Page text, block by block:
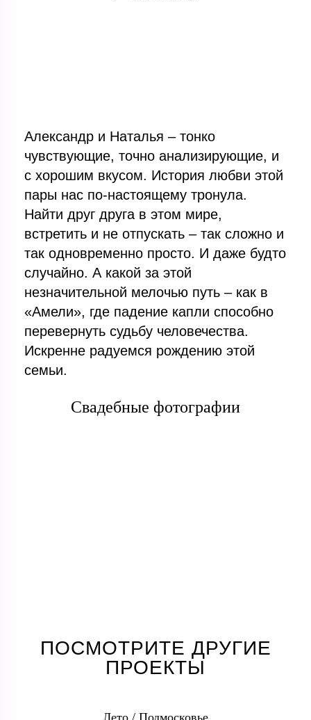
Александр и Наталья – тонко
чувствующие, точно анализирующие, и
с хорошим вкусом. История любви этой
пары нас по-настоящему тронула.
Найти друг друга в этом мире,
встретить и не отпускать – так сложно и
так одновременно просто. И даже будто
случайно. А какой за этой
незначительной мелочью путь – как в
«Амели», где падение капли способно
перевернуть судьбу человечества.
Искренне радуемся рождению этой
семьи.
Свадебные фотографии
ПОСМОТРИТЕ ДРУГИЕ
ПРОЕКТЫ
Лето / Подмосковье